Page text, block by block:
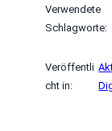
Verwendete
Schlagworte:
Veröffentli
cht in: